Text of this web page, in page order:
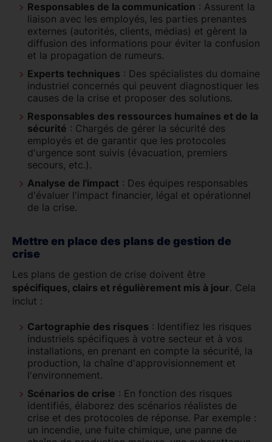
Responsables de la communication : Assurent la
liaison avec les employés, les parties prenantes
externes (autorités, clients, médias) et gèrent la
diffusion des informations pour éviter la confusion
et la propagation de rumeurs.
Experts techniques : Des spécialistes du domaine
industriel concernés qui peuvent diagnostiquer les
causes de la crise et proposer des solutions.
Responsables des ressources humaines et de la
sécurité : Chargés de gérer la sécurité des
employés et de garantir que les protocoles
d'urgence sont suivis (évacuation, premiers
secours, etc.).
Analyse de l'impact : Des équipes responsables
d'évaluer l'impact financier, légal et opérationnel
de la crise.
Mettre en place des plans de gestion de
crise
Les plans de gestion de crise doivent être
spécifiques, clairs et régulièrement mis à jour. Cela
inclut :
Cartographie des risques : Identifiez les risques
industriels spécifiques à votre secteur et à vos
installations, en prenant en compte la sécurité, la
production, la chaîne d'approvisionnement et
l'environnement.
Scénarios de crise : En fonction des risques
identifiés, élaborez des scénarios réalistes de
crise et des protocoles de réponse. Par exemple :
un incendie, une fuite chimique, une panne de